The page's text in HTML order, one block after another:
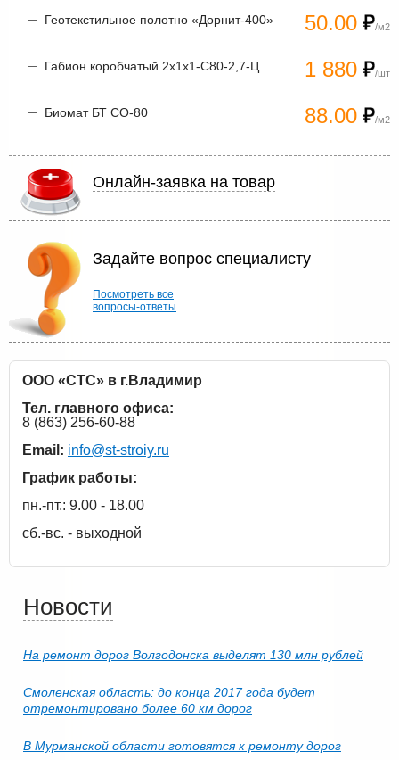
50.00 /м2
Геотекстильное полотно «Дорнит-400»
1 880 /шт
Габион коробчатый 2х1х1-С80-2,7-Ц
88.00 /м2
Биомат БТ СО-80
Онлайн-заявка на товар
Задайте вопрос специалисту
Посмотреть все
вопросы-ответы
ООО «СТС» в г.Владимир
Тел. главного офиса:
8 (863) 256-60-88
Email: info@st-stroiy.ru
График работы:
пн.-пт.: 9.00 - 18.00
сб.-вс. - выходной
Новости
На ремонт дорог Волгодонска выделят 130 млн рублей
Смоленская область: до конца 2017 года будет
отремонтировано более 60 км дорог
В Мурманской области готовятся к ремонту дорог